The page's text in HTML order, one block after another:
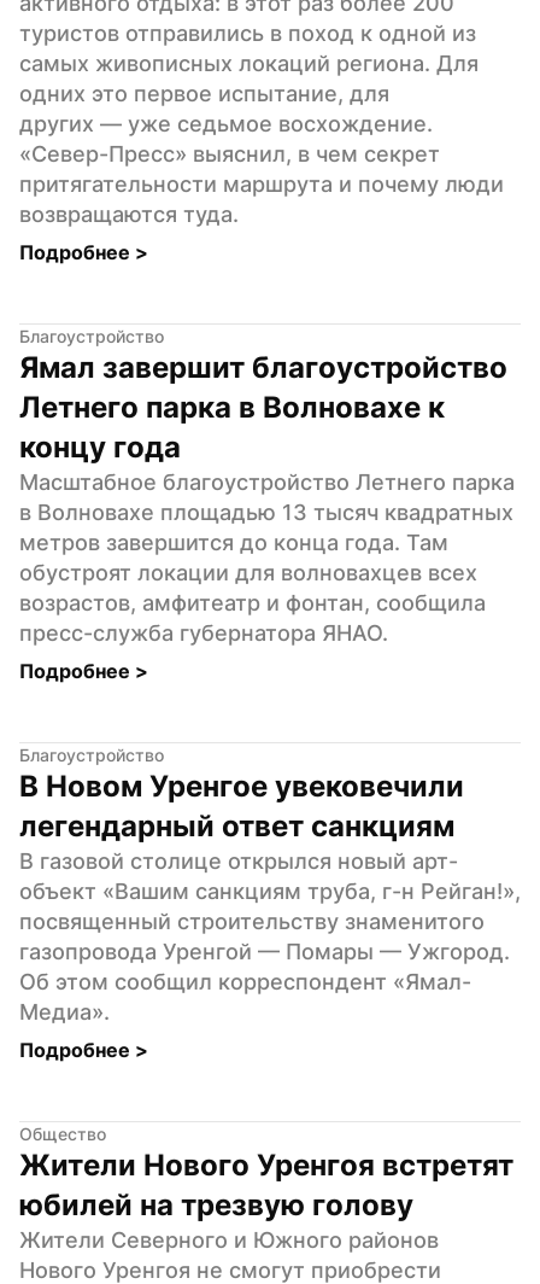
туристов отправились в поход к одной из
самых живописных локаций региона. Для
одних это первое испытание, для
других — уже седьмое восхождение.
«Север-Пресс» выяснил, в чем секрет
притягательности маршрута и почему люди
возвращаются туда.
Подробнее >
Благоустройство
Ямал завершит благоустройство
Летнего парка в Волновахе к
концу года
Масштабное благоустройство Летнего парка
в Волновахе площадью 13 тысяч квадратных
метров завершится до конца года. Там
обустроят локации для волновахцев всех
возрастов, амфитеатр и фонтан, сообщила
пресс-служба губернатора ЯНАО.
Подробнее >
Благоустройство
В Новом Уренгое увековечили
легендарный ответ санкциям
В газовой столице открылся новый арт-
объект «Вашим санкциям труба, г-н Рейган!»,
посвященный строительству знаменитого
газопровода Уренгой — Помары — Ужгород.
Об этом сообщил корреспондент «Ямал-
Медиа».
Подробнее >
Общество
Жители Нового Уренгоя встретят
юбилей на трезвую голову
Жители Северного и Южного районов
Нового Уренгоя не смогут приобрести